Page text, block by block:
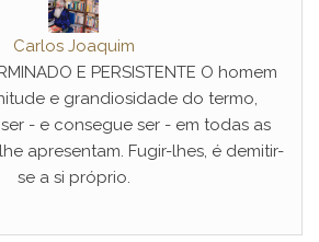
Carlos Joaquim
E PERSISTENTE O homem
e grandiosidade do termo,
- e consegue ser - em todas as
apresentam. Fugir-lhes, é demitir-
se a si próprio.